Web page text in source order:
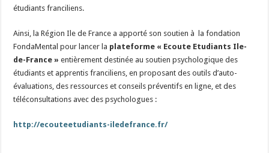
étudiants franciliens.
Ainsi, la Région Ile de France a apporté son soutien à la fondation
FondaMental pour lancer la plateforme « Ecoute Etudiants Ile-
de-France » entièrement destinée au soutien psychologique des
étudiants et apprentis franciliens, en proposant des outils d’auto-
évaluations, des ressources et conseils préventifs en ligne, et des
téléconsultations avec des psychologues :
http://ecouteetudiants-iledefrance.fr/